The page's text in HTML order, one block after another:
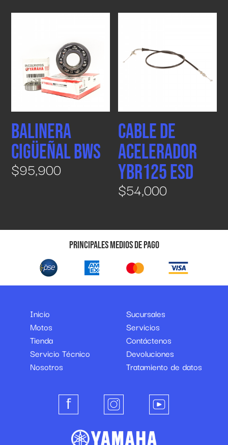
BALINERA
CIGÜEÑAL BWS
$95,900
CABLE DE
ACELERADOR
YBR125 ESD
$54,000
Principales medios de pago
Inicio
Motos
Tienda
Servicio Técnico
Nosotros
Sucursales
Servicios
Contáctenos
Devoluciones
Tratamiento de datos